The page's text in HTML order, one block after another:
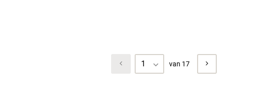
1 van 17